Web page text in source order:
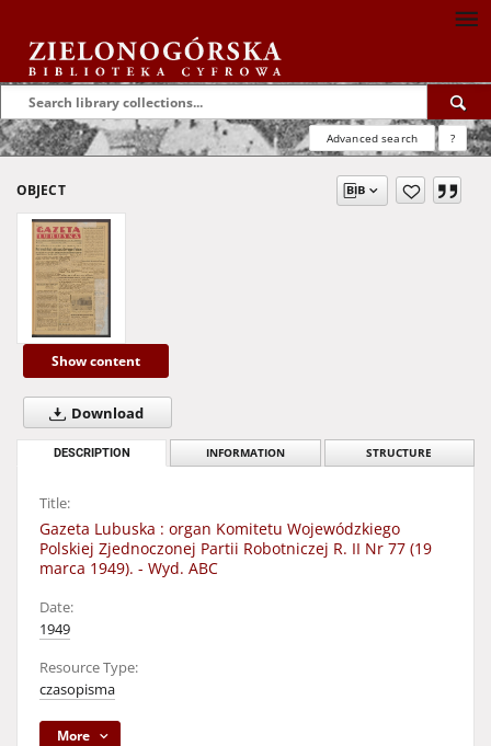
Advanced search ?
OBJECT
Show content
Download
DESCRIPTION INFORMATION STRUCTURE
Title:
Gazeta Lubuska : organ Komitetu Wojewódzkiego
Polskiej Zjednoczonej Partii Robotniczej R. II Nr 77 (19
marca 1949). - Wyd. ABC
Date:
1949
Resource Type:
czasopisma
More